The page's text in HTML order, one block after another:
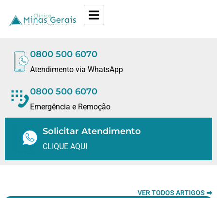
0800 500 6070
Atendimento via WhatsApp
0800 500 6070
Emergência e Remoção
Solicitar Atendimento
CLIQUE AQUI
VER TODOS ARTIGOS ➡